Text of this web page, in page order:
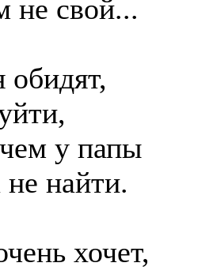
не свой...
обидят,
у папы
найти.
хочет,